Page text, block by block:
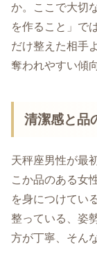
か。ここで大切
を作ること」で
だけ整えた相手
奪われやすい傾
清潔感と品
天秤座男性が最
こか品のある女
を身につけてい
整っている、姿
方が丁寧、そん